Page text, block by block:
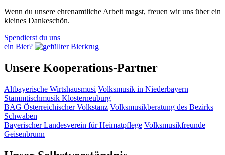
Wenn du unsere ehrenamtliche Arbeit magst, freuen wir uns über ein
kleines Dankeschön.
Spendierst du uns
ein Bier?
Unsere Kooperations-Partner
Altbayerische Wirtshausmusi Volksmusik in Niederbayern
Stammtischmusik Klosterneuburg
BAG Österreichischer Volkstanz Volksmusikberatung des Bezirks
Schwaben
Bayerischer Landesverein für Heimatpflege Volksmusikfreunde
Geisenbrunn